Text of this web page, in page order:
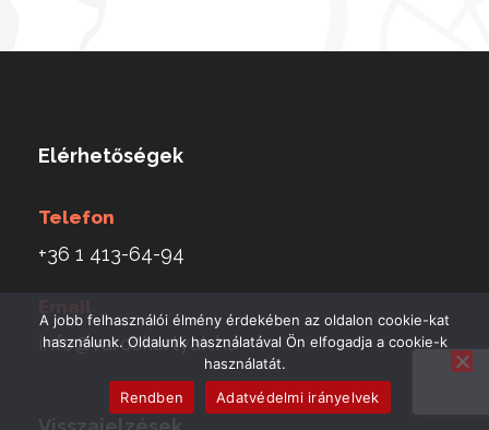
Elérhetőségek
Telefon
+36 1 413-64-94
info@varoskartyak.hu
A jobb felhasználói élmény érdekében az oldalon cookie-kat
használunk. Oldalunk használatával Ön elfogadja a cookie-k
használatát.
Rendben
Adatvédelmi irányelvek